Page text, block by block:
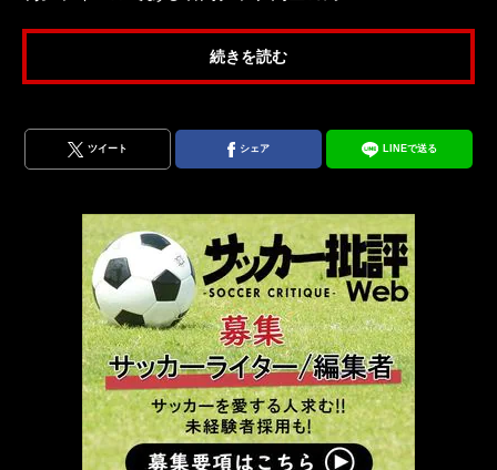
続きを読む
ツイート シェア LINEで送る